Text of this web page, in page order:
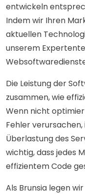
entwickeln
Indem wir Ihren
aktuellen
unserem
Die Leistung der
zusammen, wie
Wenn nicht
Fehler verursachen,
Überlastung des
wichtig, dass jedes
effizientem Code
Als Brunsia legen